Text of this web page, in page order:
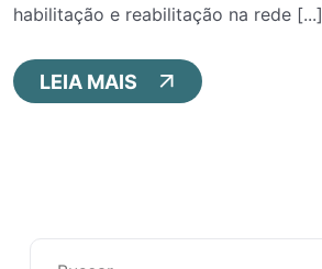
habilitação e reabilitação na rede [...]
LEIA MAIS